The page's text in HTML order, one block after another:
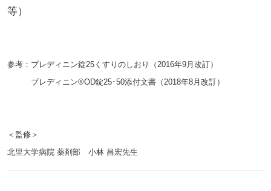
等）
参考：ブレディニン錠25くすりのしおり（2016年9月改訂）
ブレディニン®OD錠25･50添付文書（2018年8月改訂）
＜監修＞
北里大学病院 薬剤部 小林 昌宏先生